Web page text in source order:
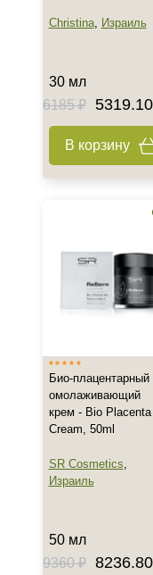
Christina, Израиль
30 мл
6185 ₽
В корзину
Био-плацентарный
омолаживающий
крем - Bio Placenta
Cream, 50ml
SR Cosmetics,
Израиль
50 мл
9360 ₽